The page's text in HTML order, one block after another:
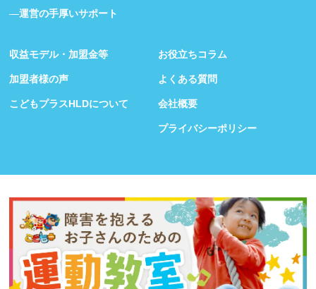
運営の手厚いサポート
収益モデル・加盟金等
加盟者様の声
こどもプラスHLDについて
お役立ちコラム
よくある質問
会社概要
プライバシーポリシー